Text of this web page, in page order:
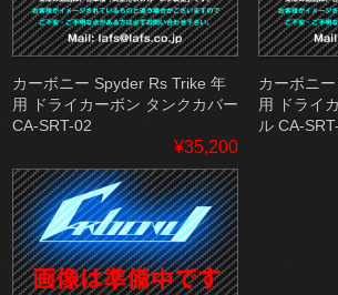
カーボニー Spyder Rs Trike 年
用 ドライカーボン タンクカバー
CA-SRT-02
¥35,200
カーボニ
用 ドライ
ル CA-